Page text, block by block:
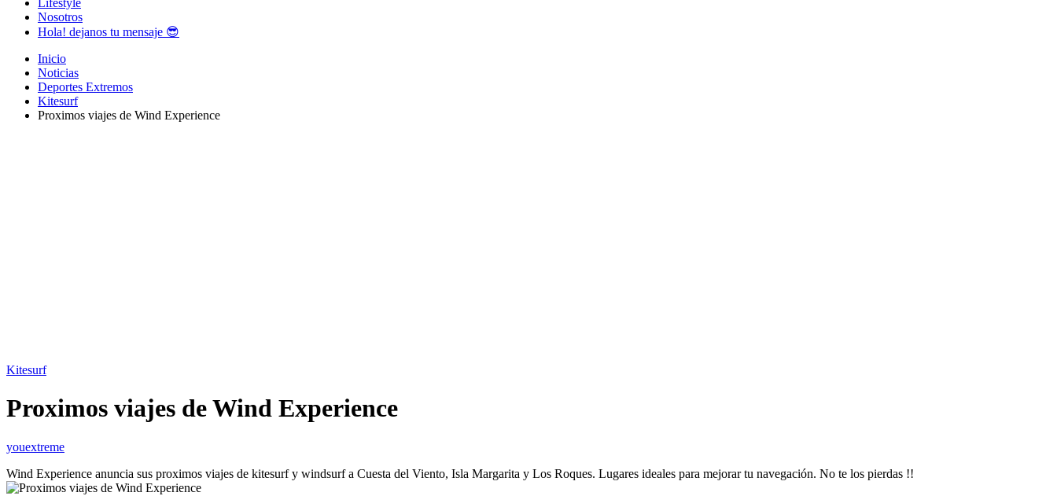
Lifestyle
Nosotros
Hola! dejanos tu mensaje 😎
Inicio
Noticias
Deportes Extremos
Kitesurf
Proximos viajes de Wind Experience
Kitesurf
Proximos viajes de Wind Experience
youextreme
Wind Experience anuncia sus proximos viajes de kitesurf y windsurf a Cuesta del Viento, Isla Margarita y Los Roques. Lugares ideales para mejorar tu navegación. No te los pierdas !!